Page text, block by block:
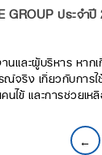
ประจำปี
นและผู้บริหาร หาก
ณ์จริง เกี่ยวกับการ
ไข้ และการช่วยเห
←